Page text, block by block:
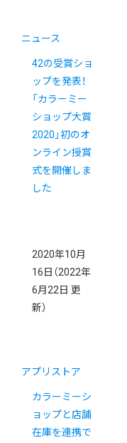
ニュース
42の受賞ショ
ップを発表！
「カラーミー
ショップ大賞
2020」初のオ
ンライン授賞
式を開催しま
した
2020年10月
16日 （2022年
6月22日 更
新）
アプリストア
カラーミーシ
ョップと店舗
在庫を連携で